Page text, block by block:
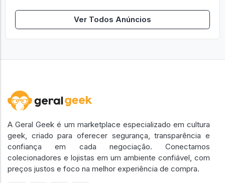
Ver Todos Anúncios
A Geral Geek é um marketplace especializado em cultura
geek, criado para oferecer segurança, transparência e
confiança em cada negociação. Conectamos
colecionadores e lojistas em um ambiente confiável, com
preços justos e foco na melhor experiência de compra.